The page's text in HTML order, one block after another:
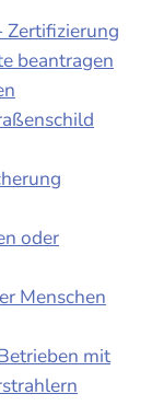
beantragen
oder
Menschen
mit